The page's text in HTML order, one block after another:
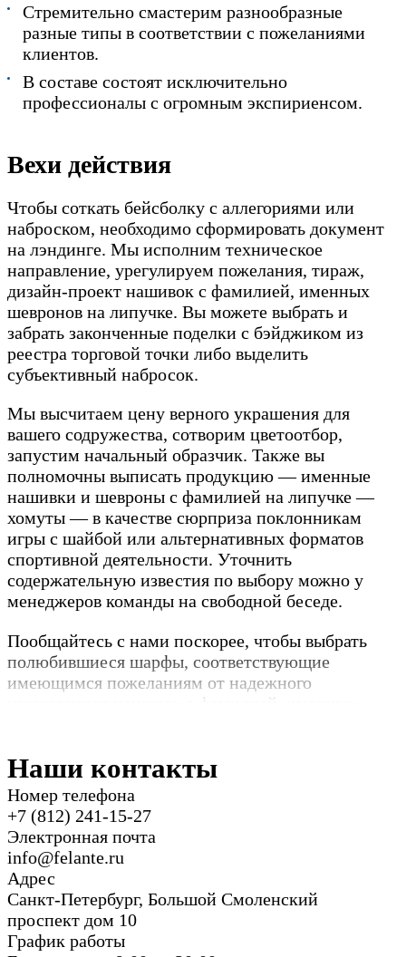
Стремительно смастерим разнообразные
разные типы в соответствии с пожеланиями
клиентов.
В составе состоят исключительно
профессионалы с огромным экспириенсом.
Вехи действия
Чтобы соткать бейсболку с аллегориями или
наброском, необходимо сформировать документ
на лэндинге. Мы исполним техническое
направление, урегулируем пожелания, тираж,
дизайн-проект нашивок с фамилией, именных
шевронов на липучке. Вы можете выбрать и
забрать законченные поделки с бэйджиком из
реестра торговой точки либо выделить
субъективный набросок.
Мы высчитаем цену верного украшения для
вашего содружества, сотворим цветоотбор,
запустим начальный образчик. Также вы
полномочны выписать продукцию — именные
нашивки и шевроны с фамилией на липучке —
хомуты — в качестве сюрприза поклонникам
игры с шайбой или альтернативных форматов
спортивной деятельности. Уточнить
содержательную известия по выбору можно у
менеджеров команды на свободной беседе.
Пообщайтесь с нами поскорее, чтобы выбрать
полюбившиеся шарфы, соответствующие
имеющимся пожеланиям от надежного
изготовителя нашивок с фамилией, именных
Наши контакты
Номер телефона
+7 (812) 241-15-27
Электронная почта
info@felante.ru
Адрес
Санкт-Петербург, Большой Смоленский
проспект дом 10
График работы